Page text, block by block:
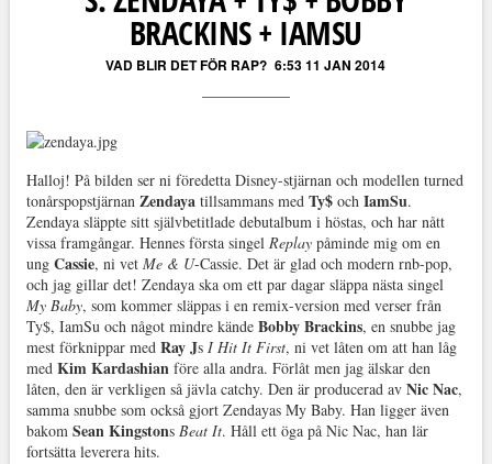
BRACKINS + IAMSU
VAD BLIR DET FÖR RAP? 6:53 11 JAN 2014
Halloj! På bilden ser ni föredetta Disney-stjärnan och modellen turned
tonårspopstjärnan Zendayatillsammans med Ty$och IamSu.
Zendaya släppte sitt självbetitlade debutalbum i höstas, och har nått
vissa framgångar. Hennes första singel Replaypåminde mig om en
ung Cassie, ni vet Me & U-Cassie. Det är glad och modern rnb-pop,
och jag gillar det! Zendaya ska om ett par dagar släppa nästa singel
My Baby, som kommer släppas i en remix-version med verser från
Ty$, IamSu och något mindre kände Bobby Brackins, en snubbe jag
mest förknippar med Ray JsI Hit It First, ni vet låten om att han låg
med Kim Kardashianföre alla andra. Förlåt men jag älskar den
låten, den är verkligen så jävla catchy. Den är producerad av Nic Nac,
samma snubbe som också gjort Zendayas My Baby. Han ligger även
bakom Sean Kingstons Beat It. Håll ett öga på Nic Nac, han lär
fortsätta leverera hits.